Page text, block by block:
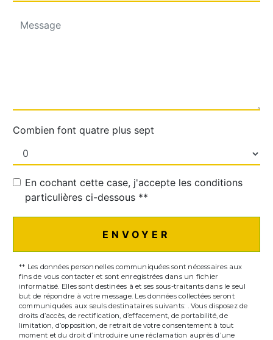
Combien font quatre plus sept
En cochant cette case, j'accepte les conditions
particulières ci-dessous **
ENVOYER
** Les données personnelles communiquées sont nécessaires aux
fins de vous contacter et sont enregistrées dans un fichier
informatisé. Elles sont destinées à et ses sous-traitants dans le seul
but de répondre à votre message. Les données collectées seront
communiquées aux seuls destinataires suivants: . Vous disposez de
droits d’accès, de rectification, d’effacement, de portabilité, de
limitation, d’opposition, de retrait de votre consentement à tout
moment et du droit d’introduire une réclamation auprès d’une